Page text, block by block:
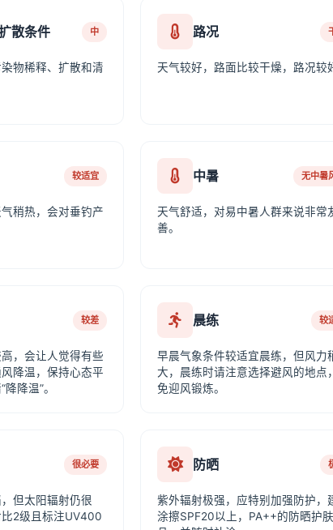
散条件 中
物稀释、扩散和清
路况
天气较好，路面比较干燥，路况较
较适宜
稍热，会对垂钓产
中暑 无中暑
天气舒适，对易中暑人群来说非常
善。
较差
，会让人觉得有些
降温，保持心态平
降温”。
晨练 较
早晨气象条件较适宜晨练，但风力
大，晨练时请注意选择避风的地点
免迎风锻炼。
很必要
但太阳辐射仍很
2级且标注UV400
防晒
紫外辐射极强，应特别加强防护，
涂擦SPF20以上，PA++的防晒护